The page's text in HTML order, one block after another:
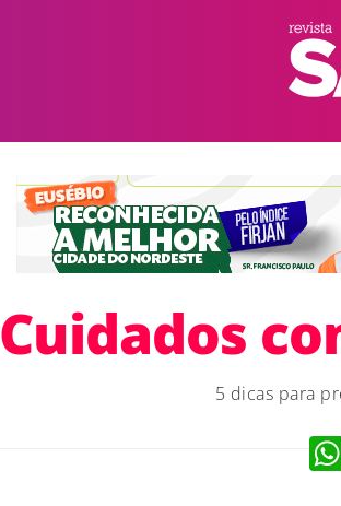
Cuidados
5 dicas para